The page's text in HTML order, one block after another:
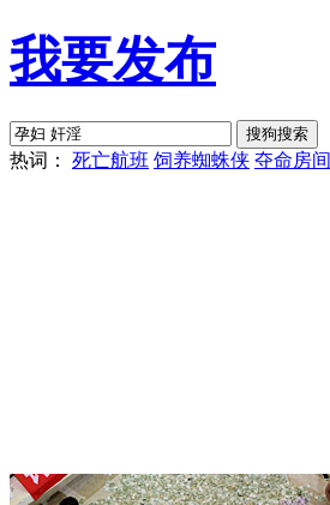
我要发布
热词： 死亡航班 饲养蜘蛛侠 夺命房间